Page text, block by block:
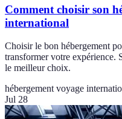
Comment choisir son
international
Choisir le bon hébergement
transformer votre expérience.
le meilleur choix.
hébergement voyage
Jul 28